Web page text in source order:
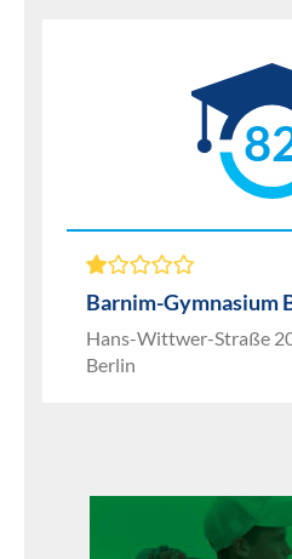
Barnim-Gymnasium
Hans-Wittwer-Straße
Berlin